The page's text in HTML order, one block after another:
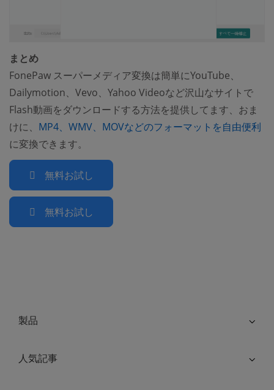
まとめ
FonePaw スーパーメディア変換は簡単にYouTube、
Dailymotion、Vevo、Yahoo Videoなど沢山なサイトで
Flash動画をダウンロードする方法を提供してます、おま
けに、 MP4、WMV、MOVなどのフォーマットを自由便利
に変換できます。
無料お試し
無料お試し
製品
人気記事